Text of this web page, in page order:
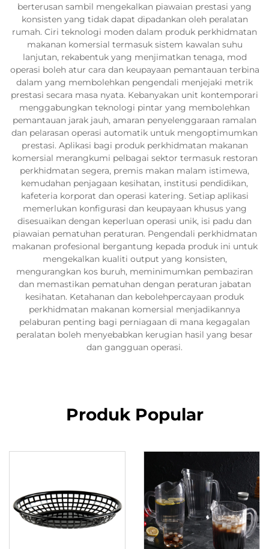
berterusan sambil mengekalkan piawaian prestasi yang
konsisten yang tidak dapat dipadankan oleh peralatan
rumah. Ciri teknologi moden dalam produk perkhidmatan
makanan komersial termasuk sistem kawalan suhu
lanjutan, rekabentuk yang menjimatkan tenaga, mod
operasi boleh atur cara dan keupayaan pemantauan terbina
dalam yang membolehkan pengendali menjejaki metrik
prestasi secara masa nyata. Kebanyakan unit kontemporari
menggabungkan teknologi pintar yang membolehkan
pemantauan jarak jauh, amaran penyelenggaraan ramalan
dan pelarasan operasi automatik untuk mengoptimumkan
prestasi. Aplikasi bagi produk perkhidmatan makanan
komersial merangkumi pelbagai sektor termasuk restoran
perkhidmatan segera, premis makan malam istimewa,
kemudahan penjagaan kesihatan, institusi pendidikan,
kafeteria korporat dan operasi katering. Setiap aplikasi
memerlukan konfigurasi dan keupayaan khusus yang
disesuaikan dengan keperluan operasi unik, isi padu dan
piawaian pematuhan peraturan. Pengendali perkhidmatan
makanan profesional bergantung kepada produk ini untuk
mengekalkan kualiti output yang konsisten,
mengurangkan kos buruh, meminimumkan pembaziran
dan memastikan pematuhan dengan peraturan jabatan
kesihatan. Ketahanan dan kebolehpercayaan produk
perkhidmatan makanan komersial menjadikannya
pelaburan penting bagi perniagaan di mana kegagalan
peralatan boleh menyebabkan kerugian hasil yang besar
dan gangguan operasi.
Produk Popular